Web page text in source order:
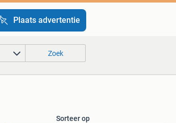
Plaats advertentie
Zoek
Sorteer op